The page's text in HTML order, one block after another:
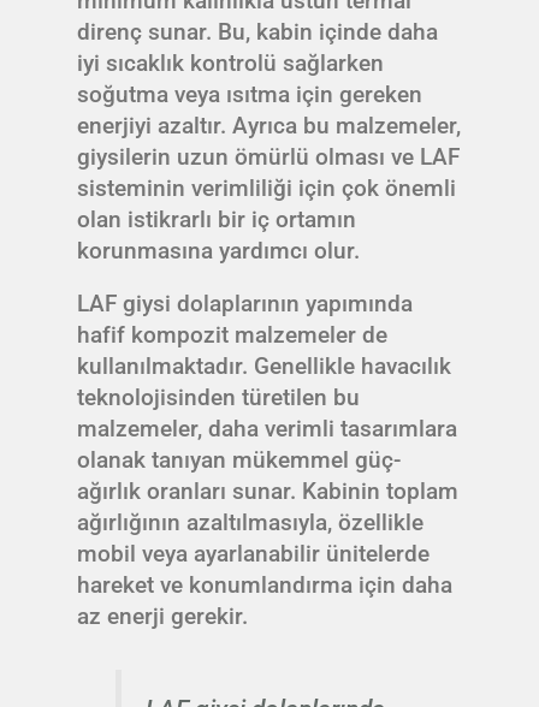
direnç sunar. Bu, kabin içinde daha
iyi sıcaklık kontrolü sağlarken
soğutma veya ısıtma için gereken
enerjiyi azaltır. Ayrıca bu malzemeler,
giysilerin uzun ömürlü olması ve LAF
sisteminin verimliliği için çok önemli
olan istikrarlı bir iç ortamın
korunmasına yardımcı olur.
LAF giysi dolaplarının yapımında
hafif kompozit malzemeler de
kullanılmaktadır. Genellikle havacılık
teknolojisinden türetilen bu
malzemeler, daha verimli tasarımlara
olanak tanıyan mükemmel güç-
ağırlık oranları sunar. Kabinin toplam
ağırlığının azaltılmasıyla, özellikle
mobil veya ayarlanabilir ünitelerde
hareket ve konumlandırma için daha
az enerji gerekir.